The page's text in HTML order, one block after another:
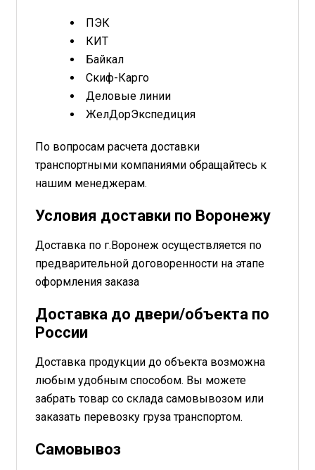
ПЭК
КИТ
Байкал
Скиф-Карго
Деловые линии
ЖелДорЭкспедиция
По вопросам расчета доставки
транспортными компаниями обращайтесь к
нашим менеджерам.
Условия доставки по Воронежу
Доставка по г.Воронеж осуществляется по
предварительной договоренности на этапе
оформления заказа
Доставка до двери/объекта по
России
Доставка продукции до объекта возможна
любым удобным способом. Вы можете
забрать товар со склада самовывозом или
заказать перевозку груза транспортом.
Самовывоз